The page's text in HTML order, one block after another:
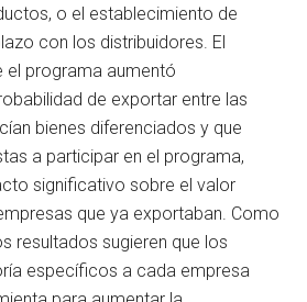
o el establecimiento de
con los distribuidores. El
el programa aumentó
de exportar entre las
bienes diferenciados y que
a participar en el programa,
significativo sobre el valor
que ya exportaban. Como
resultados sugieren que los
específicos a cada empresa